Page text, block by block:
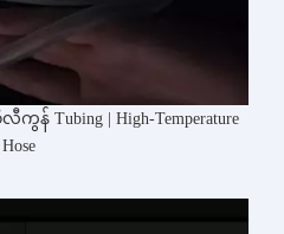
Tubing | High-Temperature
Hose